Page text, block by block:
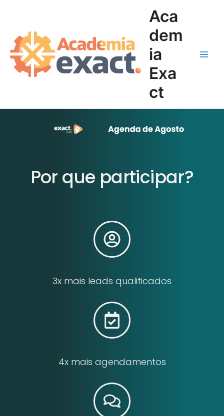
conteúdo
Aca
dem
ia
Exa
ct
Por que participar?
3x mais leads qualificados
4x mais agendamentos